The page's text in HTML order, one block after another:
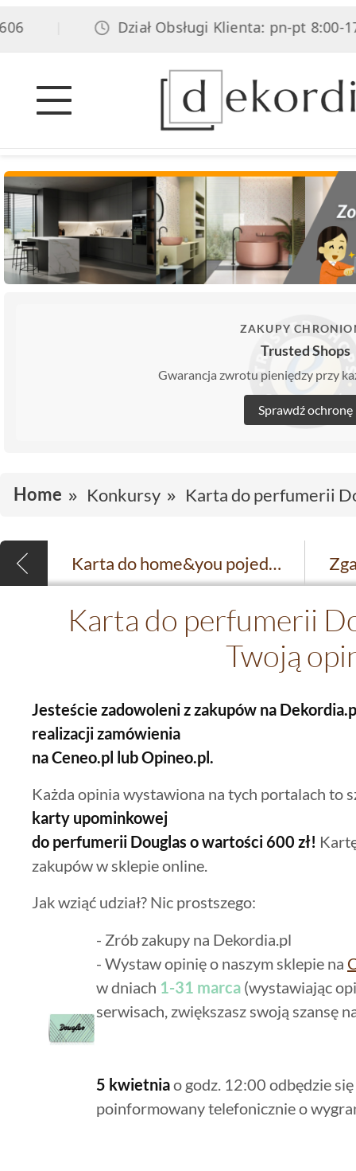
Dział Obsługi Klienta: pn-pt 8:00-
ZAKUPY
Trusted Shops
Gwarancja zwrotu pieniędzy przy
Sprawdź ochronę
Home Konkursy Karta do perfumerii
Karta do home&you pojedzie do Dręszewa
Karta do perfumerii
Twoją
Jesteście zadowoleni z zakupów na
realizacji zamówienia
na Ceneo.pl lub Opineo.pl.
Każda opinia wystawiona na tych portalach to
karty upominkowej
do perfumerii Douglas o wartości 600 zł!
zakupów w sklepie online.
Jak wziąć udział? Nic prostszego:
- Zrób zakupy na Dekordia.pl
- Wystaw opinię o naszym sklepie na
w dniach 1-31 marca (wystawiając
serwisach, zwiększasz swoją szansę
5 kwietniao godz. 12:00 odbędzie
poinformowany telefonicznie o